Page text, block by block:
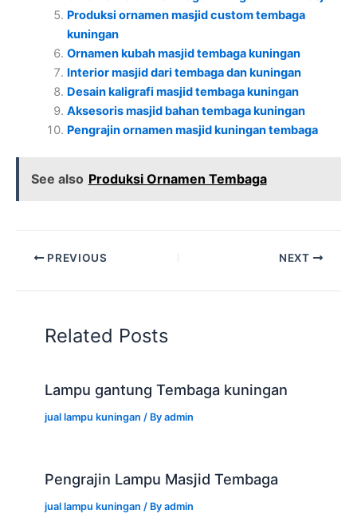
Produksi ornamen masjid custom tembaga
kuningan
Ornamen kubah masjid tembaga kuningan
Interior masjid dari tembaga dan kuningan
Desain kaligrafi masjid tembaga kuningan
Aksesoris masjid bahan tembaga kuningan
Pengrajin ornamen masjid kuningan tembaga
See also Produksi Ornamen Tembaga
PREVIOUS NEXT
Related Posts
Lampu gantung Tembaga kuningan
jual lampu kuningan / Byadmin
Pengrajin Lampu Masjid Tembaga
jual lampu kuningan / Byadmin